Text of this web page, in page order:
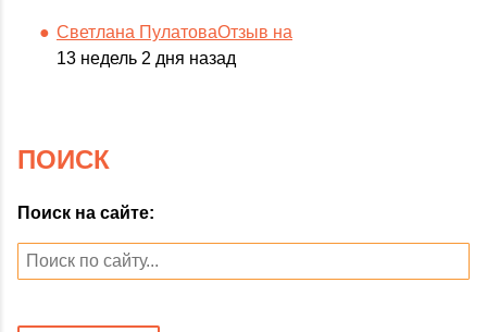
Светлана ПулатоваОтзыв на
13 недель 2 дня назад
ПОИСК
Поиск на сайте: